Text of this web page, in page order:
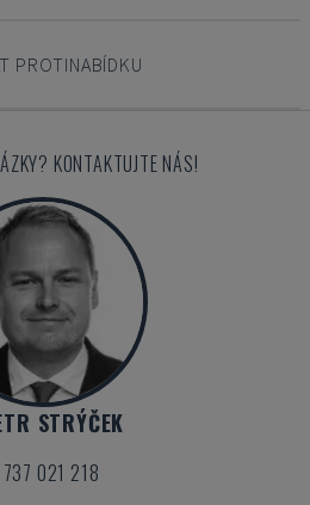
PROTINABÍDKU
KONTAKTUJTE NÁS!
STRÝČEK
021 218